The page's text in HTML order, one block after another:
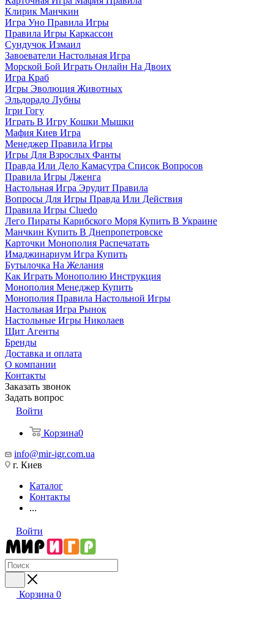
Клирик Манчкин
Игра Уно Правила Игры
Правила Игры Каркассон
Сундучок Измаил
Завоеватели Настольная Игра
Морской Бой Играть Онлайн На Двоих
Игра Краб
Игры Эволюция Животных
Эльдорадо Лубны
Ігри Гогу
Играть В Игру Кошки Мышки
Мафия Киев Игра
Менеджер Правила Игры
Игры Для Взрослых Фанты
Правда Или Дело Камасутра Список Вопросов
Правила Игры Дженга
Настольная Игра Эрудит Правила
Вопросы Для Игры Правда Или Действия
Правила Игры Cluedo
Лего Пираты Карибского Моря Купить В Украине
Манчкин Купить В Днепропетровске
Карточки Монополия Распечатать
Имаджинариум Игра Купить
Бутылочка На Желания
Как Играть Монополию Инструкция
Монополия Менеджер Купить
Монополия Правила Настольной Игры
Настольная Игра Рынок
Настольные Игры Николаев
Щит Агенты
Бренды
Доставка и оплата
О компании
Контакты
Заказать звонок
Задать вопрос
Войти
Корзина0
info@mir-igr.com.ua
г. Киев
Каталог
Контакты
...
Войти
Корзина 0